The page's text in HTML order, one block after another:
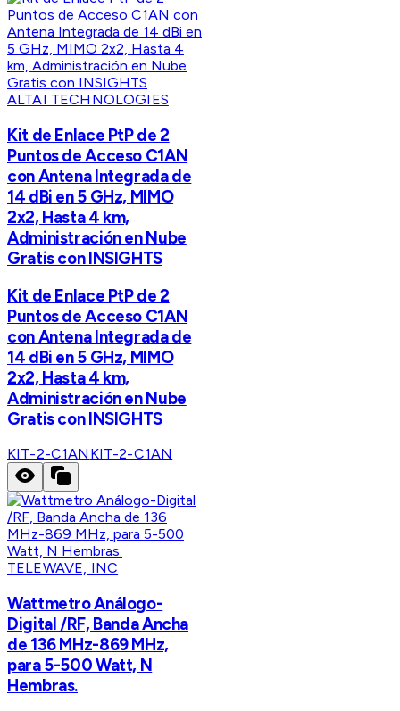
ALTAI TECHNOLOGIES
Kit de Enlace PtP de 2
Puntos de Acceso C1AN
con Antena Integrada de
14 dBi en 5 GHz, MIMO
2x2, Hasta 4 km,
Administración en Nube
Gratis con INSIGHTS
Kit de Enlace PtP de 2
Puntos de Acceso C1AN
con Antena Integrada de
14 dBi en 5 GHz, MIMO
2x2, Hasta 4 km,
Administración en Nube
Gratis con INSIGHTS
KIT-2-C1AN KIT-2-C1AN
TELEWAVE, INC
Wattmetro Análogo-
Digital /RF, Banda Ancha
de 136 MHz-869 MHz,
para 5-500 Watt, N
Hembras.